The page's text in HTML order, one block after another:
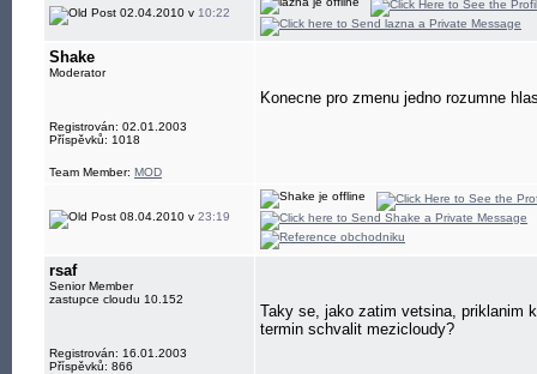
02.04.2010 v 10:22
Shake
Moderator
Registrován: 02.01.2003
Příspěvků: 1018
Team Member: MOD
Konecne pro zmenu jedno rozumne
08.04.2010 v 23:19
rsaf
Senior Member
zastupce cloudu 10.152
Registrován: 16.01.2003
Příspěvků: 866
Taky se, jako zatim vetsina, priklanim
termin schvalit mezicloudy?